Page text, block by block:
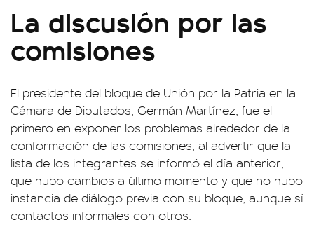
La discusión por las
comisiones
El presidente del bloque de Unión por la Patria en la
Cámara de Diputados, Germán Martínez, fue el
primero en exponer los problemas alrededor de la
conformación de las comisiones, al advertir que la
lista de los integrantes se informó el día anterior,
que hubo cambios a último momento y que no hubo
instancia de diálogo previa con su bloque, aunque sí
contactos informales con otros.